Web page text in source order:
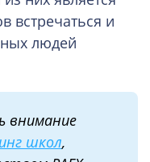
встречаться и
людей
внимание
школ,